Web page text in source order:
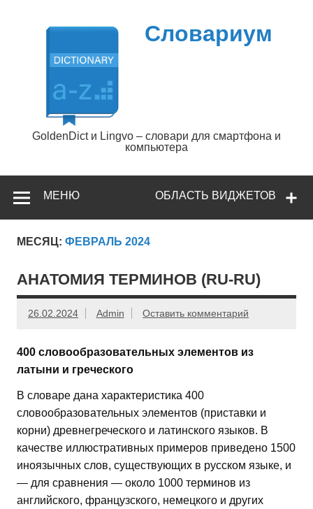
содержимому
Словариум
GoldenDict и Lingvo – словари для смартфона и
компьютера
ОБЛАСТЬ ВИДЖЕТОВ
МЕНЮ
МЕСЯЦ: ФЕВРАЛЬ 2024
АНАТОМИЯ ТЕРМИНОВ (RU-RU)
26.02.2024 Admin Оставить комментарий
400 словообразовательных элементов из
латыни и греческого
В словаре дана характеристика 400
словообразовательных элементов (приставки и
корни) древнегреческого и латинского языков. В
качестве иллюстративных примеров приведено 1500
иноязычных слов, существующих в русском языке, и
— для сравнения — около 1000 терминов из
английского, французского, немецкого и других